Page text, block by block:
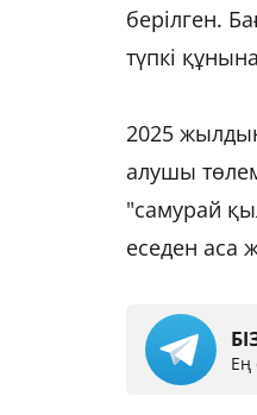
берілген.
түпкі
2025
алушы
"самурай
еседен аса
Ең